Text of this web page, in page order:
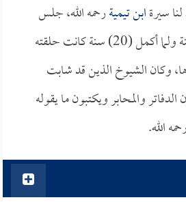
سيرةابن تيميةرحمه الله، جلس
للتعليم وعمره (19) سنة ولما أكمل (20) سنة كانت حلقته
وكان الشيوخ الذين قد شابت
والمحابر ويكتبون ما يقوله
الله.